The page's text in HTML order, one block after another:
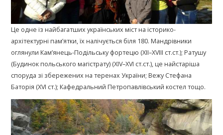
Це одне із найбагатших українських міст на історико-
архітектурні пам’ятки, їх налічується біля 180. Мандрівники
оглянули Кам’янець-Подільську фортецю (XII–XVIII ст.ст.); Ратушу
(Будинок польського магістрату) (XIV–XVI ст.ст.), це найстаріша
споруда зі збережених на теренах України; Вежу Стефана
Баторія (XVI ст.); Кафедральний Петропавлівський костел тощо.